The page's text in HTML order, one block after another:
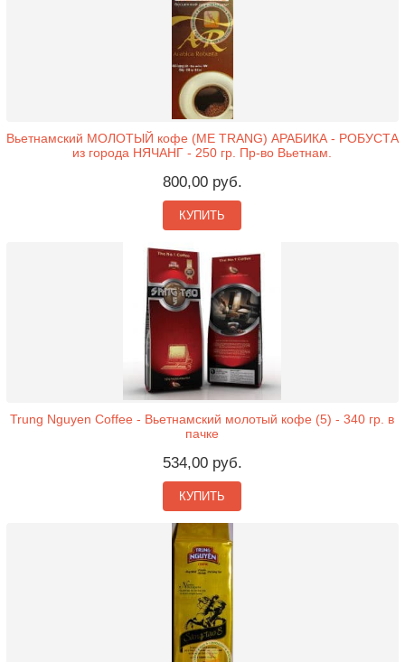
Вьетнамский МОЛОТЫЙ кофе (ME TRANG) АРАБИКА - РОБУСТА
из города НЯЧАНГ - 250 гр. Пр-во Вьетнам.
800,00 руб.
КУПИТЬ
Trung Nguyen Coffee - Вьетнамский молотый кофе (5) - 340 гр. в
пачке
534,00 руб.
КУПИТЬ